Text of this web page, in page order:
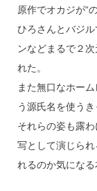
原作でオカジが“
ひろさんとバジ
ンなどまるで２
れた。
また無口なホー
う源氏名を使う
それらの姿も露
写として演じら
れるのか気になる